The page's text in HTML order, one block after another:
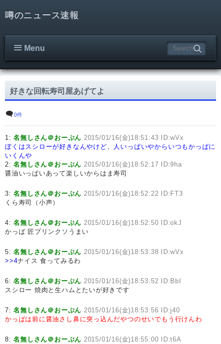
噂のニュース速報
Menu
好きな回転寿司屋あげてよ
0件
1:名無しさん＠おーぷん 2015/01/16(金)18:51:43 ID:wVx
ぼくはスシローが好きなんやけど、人いっぱいやからいつもかっぱに
いくんや
2:名無しさん＠おーぷん 2015/01/16(金)18:52:17 ID:9ha
醤油いっぱいあって楽しいからはま寿司
3:名無しさん＠おーぷん 2015/01/16(金)18:52:22 ID:FT3
くら寿司（小声）
4:名無しさん＠おーぷん 2015/01/16(金)18:52:50 ID:okJ
かっぱ 匠プリンクソうまい
5:名無しさん＠おーぷん 2015/01/16(金)18:53:38 ID:wVx
>>4ナイス 食ってみるわ
6:名無しさん＠おーぷん 2015/01/16(金)18:53:52 ID:BbI
スシロー 焼肉と生ハムとたいが好きです
7:名無しさん＠おーぷん 2015/01/16(金)18:53:56 ID:j40
かっぱは前に醤油さし鼻に突っ込んだやつのせいでもう行けんわ
8:名無しさん＠おーぷん 2015/01/16(金)18:55:00 ID:t6A